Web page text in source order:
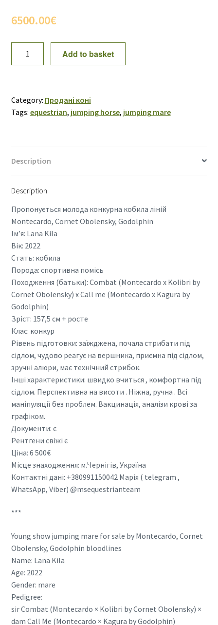
6500.00€
quantity
Add to basket
Category: Продані коні
Tags: equestrian, jumping horse, jumping mare
Description
Description
Пропонується молода конкурна кобила ліній
Montecardo, Cornet Obolensky, Godolphin
Ім’я: Lana Kila
Вік: 2022
Стать: кобила
Порода: спортивна помісь
Походження (батьки): Combat (Montecardo x Kolibri by
Cornet Obolensky) x Call me (Montecardo x Kagura by
Godolphin)
Зріст: 157,5 см + росте
Клас: конкур
Рівень підготовки: заїжджена, почала стрибати під
сідлом, чудово реагує на вершника, приємна під сідлом,
зручні алюри, має технічний стрибок.
Інші характеристики: швидко вчиться , комфортна під
сідлом. Перспективна на висоти . Ніжна, ручна . Всі
маніпуляції без проблем. Вакцинація, аналізи крові за
графіком.
Документи: є
Рентгени свіжі є
Ціна: 6 500€
Місце знаходження: м.Чернігів, Україна
Контактні дані: +380991150042 Марія ( telegram ,
WhatsApp, Viber) @msequestrianteam
***
Young show jumping mare for sale by Montecardo, Cornet
Obolensky, Godolphin bloodlines
Name: Lana Kila
Age: 2022
Gender: mare
Pedigree:
sir Combat (Montecardo × Kolibri by Cornet Obolensky) ×
dam Call Me (Montecardo × Kagura by Godolphin)